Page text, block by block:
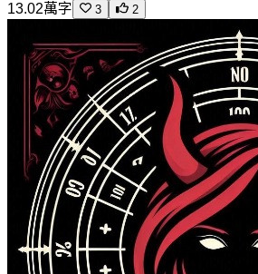
13.02萬字
3 2